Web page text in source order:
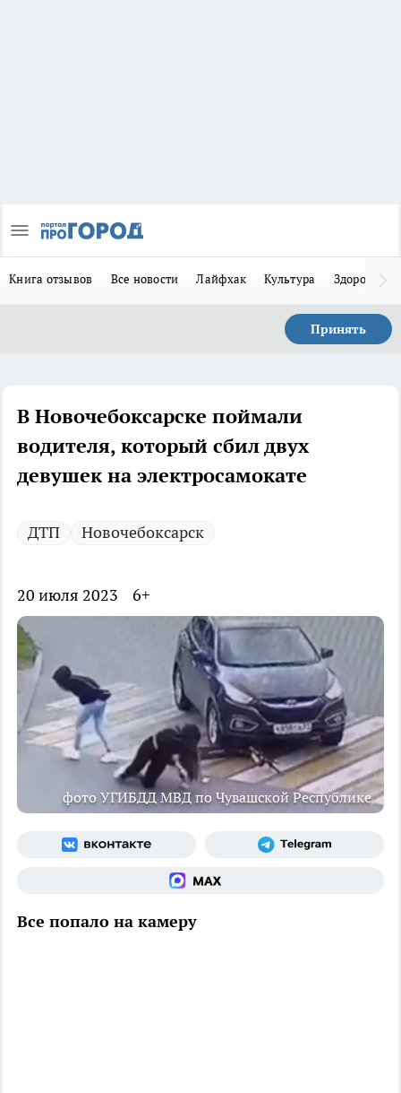
Книга отзывов Все новости Лайфхак Культура Здоровье
Принять
В Новочебоксарске поймали
водителя, который сбил двух
девушек на электросамокате
ДТП Новочебоксарск
20 июля 2023 6+
фото УГИБДД МВД по Чувашской Республике
Все попало на камеру